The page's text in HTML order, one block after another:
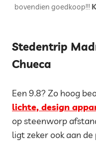
bovendien goedkoop!!!
Stedentrip
Chueca
Een 9.8? Zo hoog
lichte, design
op steenworp
ligt zeker ook aan de